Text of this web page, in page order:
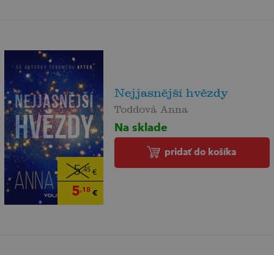
5,45€
5,18€
Nejjasnější hvězdy
Toddová Anna
Na sklade
pridať do košíka